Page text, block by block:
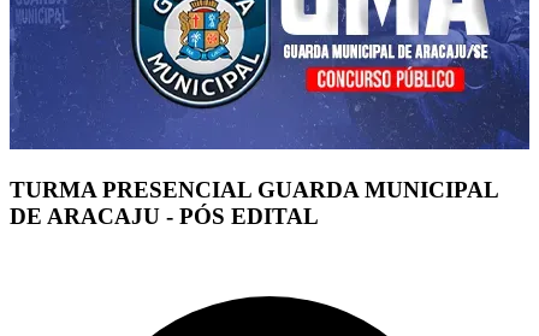
TURMA PRESENCIAL GUARDA MUNICIPAL
DE ARACAJU - PÓS EDITAL